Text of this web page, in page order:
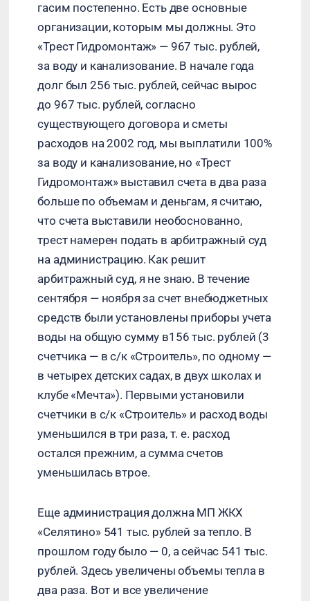
гасим постепенно. Есть две основные
организации, которым мы должны. Это
«Трест Гидромонтаж» — 967 тыс. рублей,
за воду и канализование. В начале года
долг был 256 тыс. рублей, сейчас вырос
до 967 тыс. рублей, согласно
существующего договора и сметы
расходов на 2002 год, мы выплатили 100%
за воду и канализование, но «Трест
Гидромонтаж» выставил счета в два раза
больше по объемам и деньгам, я считаю,
что счета выставили необоснованно,
трест намерен подать в арбитражный суд
на администрацию. Как решит
арбитражный суд, я не знаю. В течение
сентября — ноября за счет внебюджетных
средств были установлены приборы учета
воды на общую сумму в156 тыс. рублей (3
счетчика — в с/к «Строитель», по одному —
в четырех детских садах, в двух школах и
клубе «Мечта»). Первыми установили
счетчики в с/к «Строитель» и расход воды
уменьшился в три раза, т. е. расход
остался прежним, а сумма счетов
уменьшилась втрое.
Еще администрация должна МП ЖКХ
«Селятино» 541 тыс. рублей за тепло. В
прошлом году было — 0, а сейчас 541 тыс.
рублей. Здесь увеличены объемы тепла в
два раза. Вот и все увеличение